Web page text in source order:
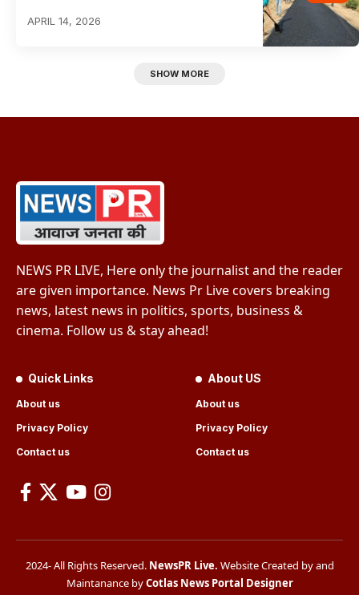
APRIL 14, 2026
SHOW MORE
NEWS PR LIVE, Here only the journalist and the reader
are given importance. News Pr Live covers breaking
news, latest news in politics, sports, business &
cinema. Follow us & stay ahead!
Quick Links
About us
Privacy Policy
Contact us
About US
About us
Privacy Policy
Contact us
2024- All Rights Reserved. NewsPR Live. Website Created by and
Maintanance byCotlas News Portal Designer